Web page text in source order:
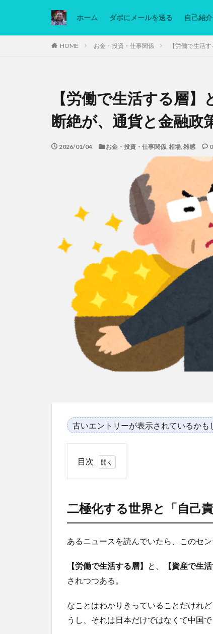
ホーム ダボにメールを送る 自己紹介
HOME お金・投資・仕事関係 【労働で生活
【労働で生活する層
断絶が、通貨と金融政
2026/01/04 お金・投資・仕事関係, 相場, 雑感
古いエントリーが表示されているかも
目次
る世
己責
の真
意
「助
け合
い」
二極化する世界と「自己
あるニュースを読んでいたら、このセン
【労働で生活する層】 と、 【資産で生
されつつある。
なことはわかりきっていることだけれ
うし、それは日本だけではなくて中国
カテゴリー
Ninjatrader
低糖質ダイエ